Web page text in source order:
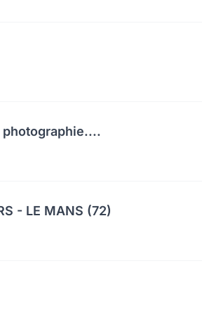
photographie....
- LE MANS (72)